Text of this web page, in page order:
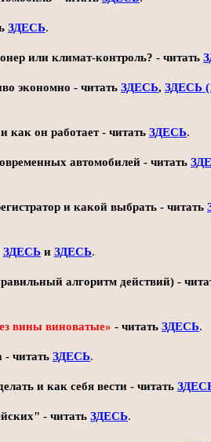
ЗДЕСЬ.
или климат-контроль? - читать
экономно - читать ЗДЕСЬ, ЗДЕСЬ
как он работает - читать ЗДЕСЬ.
автомобилей - читать
и какой выбрать - читать
ЗДЕСЬ и ЗДЕСЬ.
алгоритм действий) -
вины виноватые» - читать ЗДЕСЬ.
читать ЗДЕСЬ.
и как себя вести - читать
- читать ЗДЕСЬ.